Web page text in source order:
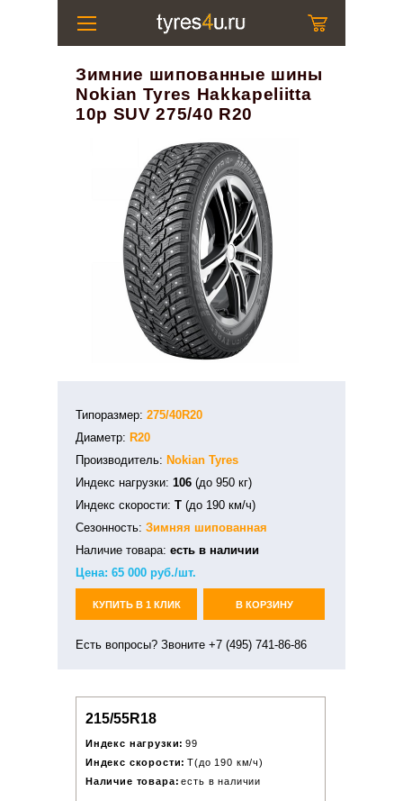
Зимние шипованные шины
Nokian Tyres Hakkapeliitta
10p SUV 275/40 R20
Типоразмер: 275/40R20
Диаметр: R20
Производитель: Nokian Tyres
Индекс нагрузки: 106 (до 950 кг)
Индекс скорости: T (до 190 км/ч)
Сезонность: Зимняя шипованная
Наличие товара: есть в наличии
Цена: 65 000 руб./шт.
КУПИТЬ В 1 КЛИК В КОРЗИНУ
Есть вопросы? Звоните +7 (495) 741-86-86
215/55R18
Индекс нагрузки: 99
Индекс скорости: T(до 190 км/ч)
Наличие товара: есть в наличии